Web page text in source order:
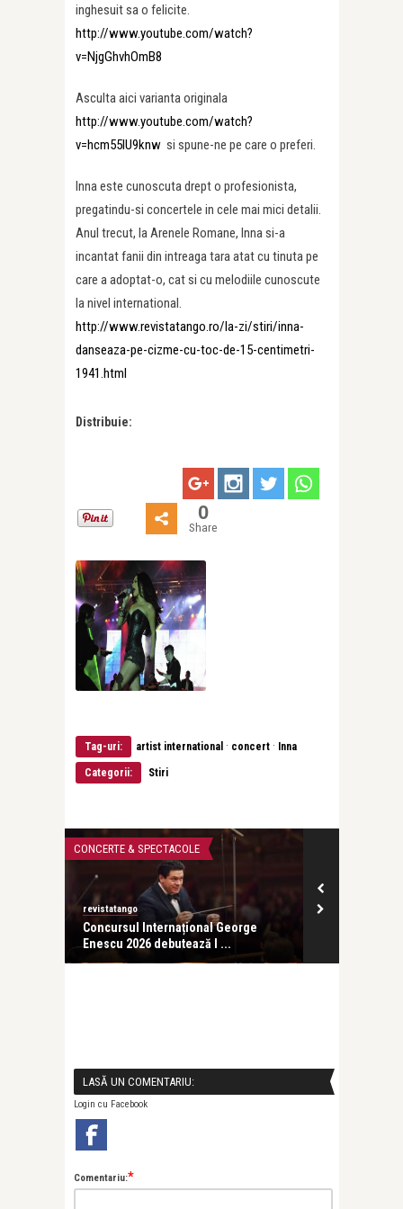
inghesuit sa o felicite.
http://www.youtube.com/watch?
v=NjgGhvhOmB8
Asculta aici varianta originala
http://www.youtube.com/watch?
v=hcm55lU9knw si spune-ne pe care o preferi.
Inna este cunoscuta drept o profesionista,
pregatindu-si concertele in cele mai mici detalii.
Anul trecut, la Arenele Romane, Inna si-a
incantat fanii din intreaga tara atat cu tinuta pe
care a adoptat-o, cat si cu melodiile cunoscute
la nivel international.
http://www.revistatango.ro/la-zi/stiri/inna-
danseaza-pe-cizme-cu-toc-de-15-centimetri-
1941.html
Distribuie:
0
Share
Tag-uri: artist international · concert · Inna
Categorii: Stiri
CONCERTE & SPECTACOLE
revistatango
Concursul Internațional George
Enescu 2026 debutează l ...
LASĂ UN COMENTARIU:
Login cu Facebook
Comentariu:*